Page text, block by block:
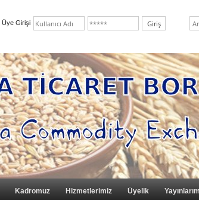
Üye Girişi
Kadromuz Hizmetlerimiz Üyelik